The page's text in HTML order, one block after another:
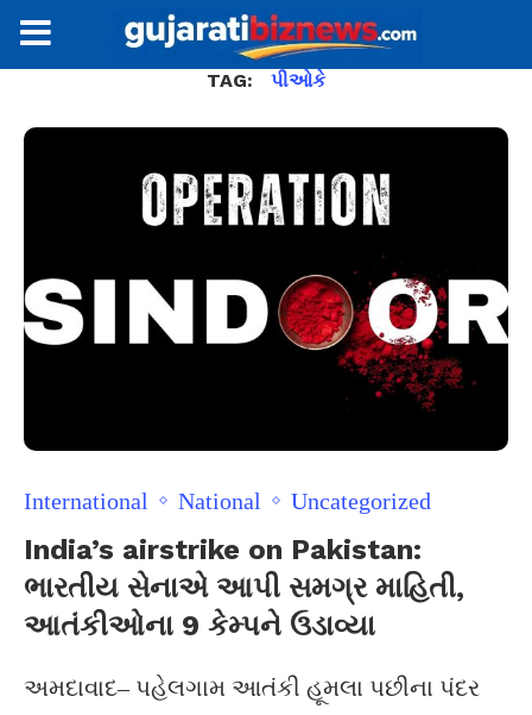
TAG: પીઓકે
International National Uncategorized
India’s airstrike on Pakistan:
ભારતીય સેનાએ આપી સમગ્ર માહિતી,
આતંકીઓના 9 કેમ્પને ઉડાવ્યા
અમદાવાદ– પહેલગામ આતંકી હૂમલા પછીના પંદર